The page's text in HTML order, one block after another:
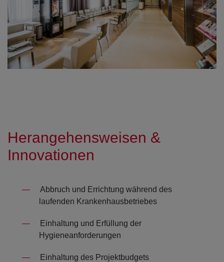
Herangehensweisen &
Innovationen
Abbruch und Errichtung während des
laufenden Krankenhausbetriebes
Einhaltung und Erfüllung der
Hygieneanforderungen
Einhaltung des Projektbudgets